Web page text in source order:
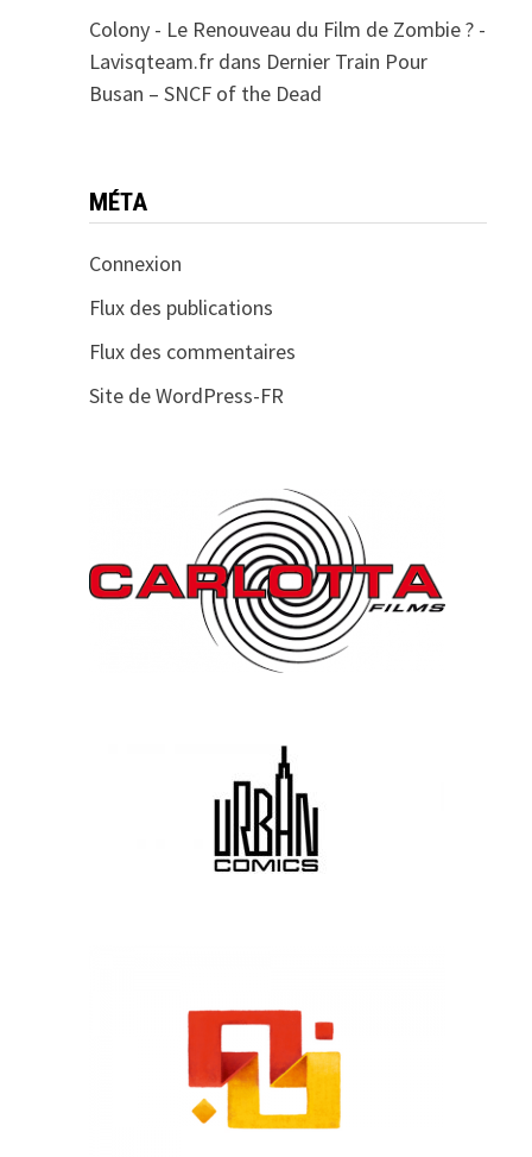
Colony - Le Renouveau du Film de Zombie ? -
Lavisqteam.frdans Dernier Train Pour
Busan – SNCF of the Dead
MÉTA
Connexion
Flux des publications
Flux des commentaires
Site de WordPress-FR